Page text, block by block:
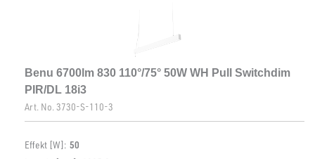
Benu 6700lm 830 110°/75° 50W WH Pull Switchdim
PIR/DL 18i3
Art. No. 3730-S-110-3
Effekt [W]: 50